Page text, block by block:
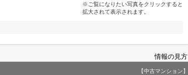
※ご覧になりたい写真をクリックすると
拡大されて表示されます。
情報の見方
【中古マンション】